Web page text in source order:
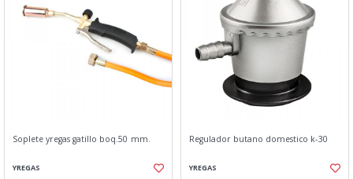
Soplete yregas gatillo boq.50 mm.
YREGAS
Regulador butano domestico k-30
YREGAS